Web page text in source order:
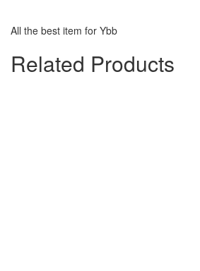
All the best item for Ybb
Related Products